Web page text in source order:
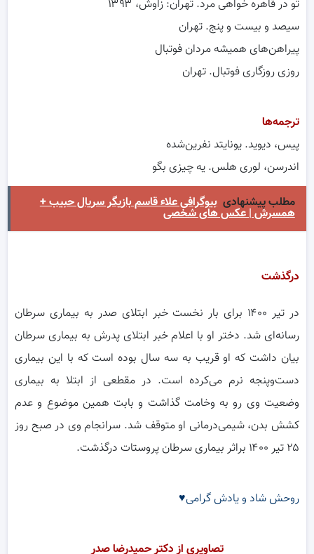
تو در قاهره خواهی مرد. تهران: زاوش، ‏‫۱۳۹۳
سیصد و بیست و پنج. تهران
پیراهن‌های همیشه مردان فوتبال
روزی روزگاری فوتبال. ت‍ه‍ران
ترجمه‌ها
پیس، ‏دیوید. یونایتد نفرین‌شده
اندرسن، لوری هلس. یه چیزی بگو
مطلب پیشنهادی بیوگرافی علاء قاسم بازیگر سریال حبیب +
همسرش | عکس های شخصی
درگذشت
در تیر ۱۴۰۰ برای بار نخست خبر ابتلای صدر به بیماری سرطان
رسانه‌ای شد. دختر او با اعلام خبر ابتلای پدرش به بیماری سرطان
بیان داشت که او قریب به سه سال بوده است که با این بیماری
دست‌وپنجه نرم می‌کرده است. در مقطعی از ابتلا به بیماری
وضعیت وی رو به وخامت گذاشت و بابت همین موضوع و عدم
کشش بدن، شیمی‌درمانی او متوقف شد. سرانجام وی در صبح روز
۲۵ تیر ۱۴۰۰ براثر بیماری سرطان پروستات درگذشت.
روحش شاد و یادش گرامی♥
تصاویری از دکتر حمیدرضا صدر